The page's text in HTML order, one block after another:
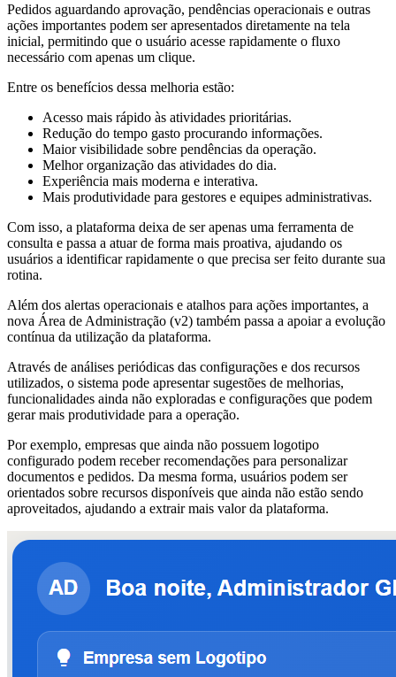
Pedidos aguardando aprovação, pendências operacionais e outras
ações importantes podem ser apresentados diretamente na tela
inicial, permitindo que o usuário acesse rapidamente o fluxo
necessário com apenas um clique.
Entre os benefícios dessa melhoria estão:
Acesso mais rápido às atividades prioritárias.
Redução do tempo gasto procurando informações.
Maior visibilidade sobre pendências da operação.
Melhor organização das atividades do dia.
Experiência mais moderna e interativa.
Mais produtividade para gestores e equipes administrativas.
Com isso, a plataforma deixa de ser apenas uma ferramenta de
consulta e passa a atuar de forma mais proativa, ajudando os
usuários a identificar rapidamente o que precisa ser feito durante sua
rotina.
Além dos alertas operacionais e atalhos para ações importantes, a
nova Área de Administração (v2) também passa a apoiar a evolução
contínua da utilização da plataforma.
Através de análises periódicas das configurações e dos recursos
utilizados, o sistema pode apresentar sugestões de melhorias,
funcionalidades ainda não exploradas e configurações que podem
gerar mais produtividade para a operação.
Por exemplo, empresas que ainda não possuem logotipo
configurado podem receber recomendações para personalizar
documentos e pedidos. Da mesma forma, usuários podem ser
orientados sobre recursos disponíveis que ainda não estão sendo
aproveitados, ajudando a extrair mais valor da plataforma.